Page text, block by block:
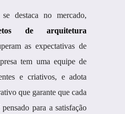
destaca no mercado,
de arquitetura
as expectativas de
tem uma equipe de
e criativos, e adota
que garante que cada
para a satisfação